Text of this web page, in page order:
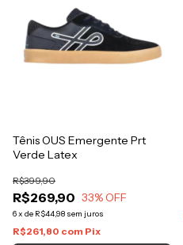
Tênis OUS Emergente Prt
Verde Latex
R$269,90
R$399,90
33% OFF
6x de R$44,98 sem juros
R$261,80 com Pix